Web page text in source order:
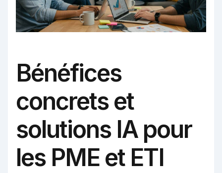
Bénéfices
concrets et
solutions IA pour
les PME et ETI